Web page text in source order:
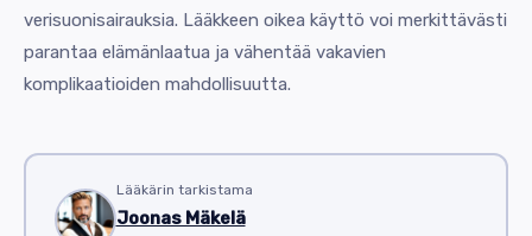
verisuonisairauksia. Lääkkeen oikea käyttö voi merkittävästi
parantaa elämänlaatua ja vähentää vakavien
komplikaatioiden mahdollisuutta.
Lääkärin tarkistama
Joonas Mäkelä